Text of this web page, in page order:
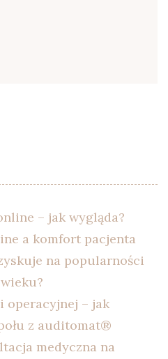
– jak wygląda?
a komfort pacjenta
na popularności
operacyjnej – jak
z auditomat®
medyczna na